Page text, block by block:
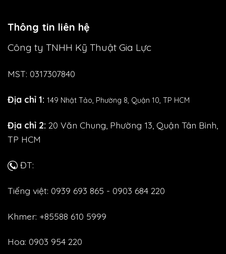
Thông tin liên hệ
Công ty TNHH Kỹ Thuật Gia Lực
MST: 0317307840
Địa chỉ 1: 149 Nhật Tảo, Phường 8, Quận 10, TP HCM
Địa chỉ 2: 20 Văn Chung, Phường 13, Quận Tân Bình,
TP HCM
ĐT:
Tiếng việt: 0939 693 865 - 0903 684 220
Khmer: +85588 610 5999
Hoa: 0903 954 220